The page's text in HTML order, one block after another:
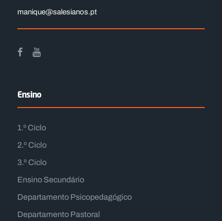
manique@salesianos.pt
Ensino
1.º Ciclo
2.º Ciclo
3.º Ciclo
Ensino Secundário
Departamento Psicopedagógico
Departamento Pastoral